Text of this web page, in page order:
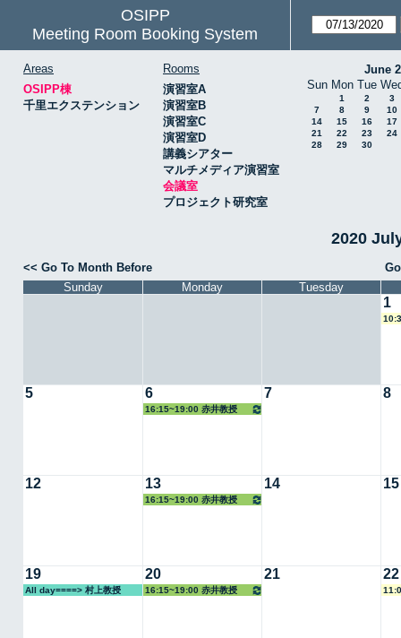
OSIPP
Meeting Room Booking System
Areas
OSIPP棟
千里エクステンション
Rooms
演習室A
演習室B
演習室C
演習室D
講義シアター
マルチメディア演習室
会議室
プロジェクト研究室
June
Sun Mon Tue
1 2
3
7
8 9
10
14
15 16
17
21
22 23
24
28
29 30
2020
<< Go To Month Before
Sunday
Monday Tuesday
1
5 6
16:15~19:00 赤井教授
7 8
12 13
16:15~19:00 赤井教授
14 15
19
All day====> 村上教授
20
16:15~19:00 赤井教授
21 22